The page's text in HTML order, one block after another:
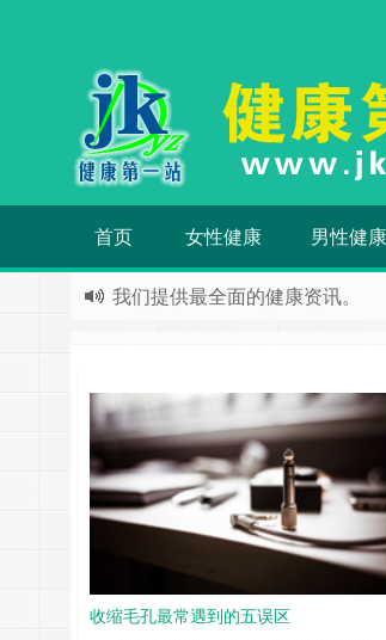
首页 女性健康 男性健康
我们提供最全面的健康资讯。
健康，养生，保健，运动，育儿
收缩毛孔最常遇到的五误区